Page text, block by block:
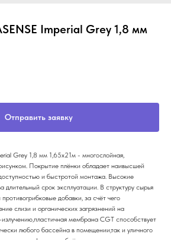
Imperial Grey 1,8 мм
Отправить заявку
Grey 1,8 мм 1,65х21м - многослойная,
Покрытие плёнки обладает наивысшей
и быстротой монтажа. Высокие
длительный срок эксплуатации. В структуру сырья
добавки, за счёт чего
слизи и органических загрязнений на
мембрана CGT способствует
любого бассейна в помещении,так и уличного